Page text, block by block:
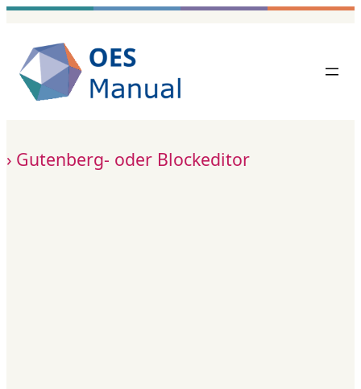
Zum
springen
Gutenberg- oder Blockeditor